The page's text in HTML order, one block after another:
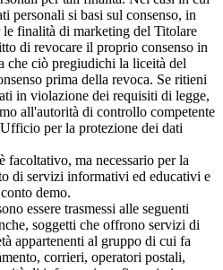
personali si basi sul consenso, in
le finalità di marketing del Titolare
di revocare il proprio consenso in
che ciò pregiudichi la liceità del
prima della revoca. Se ritieni
in violazione dei requisiti di legge,
all'autorità di controllo competente
per la protezione dei dati
facoltativo, ma necessario per la
di servizi informativi ed educativi e
demo.
essere trasmessi alle seguenti
soggetti che offrono servizi di
appartenenti al gruppo di cui fa
corrieri, operatori postali,